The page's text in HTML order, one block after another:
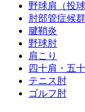
野球肩（投
肘部管症候群
腱鞘炎
野球肘
肩こり
四十肩・五
テニス肘
ゴルフ肘